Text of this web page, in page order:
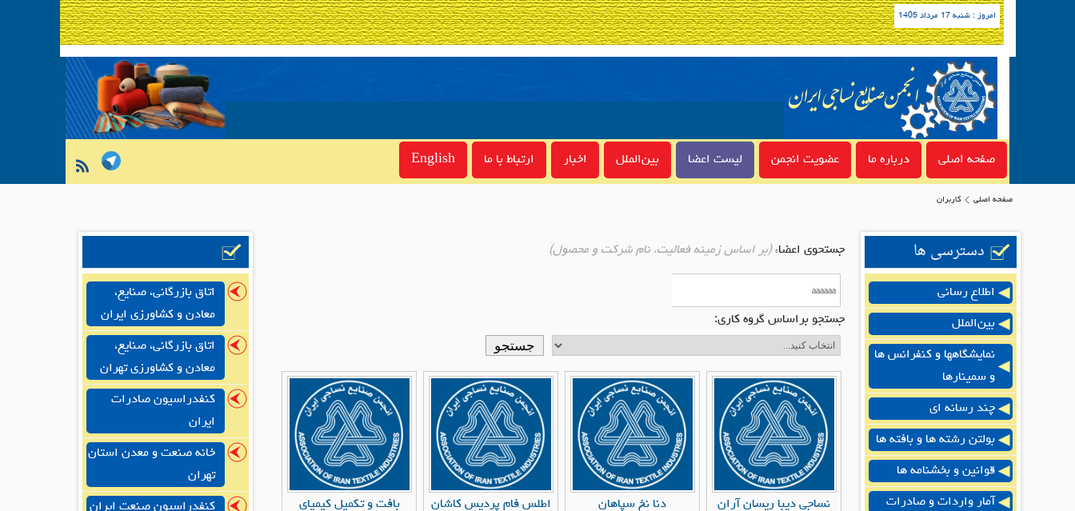
امروز : شنبه 17 مرداد 1405
صفحه اصلی درباره ما عضویت انجمن لیست اعضا بین‌الملل اخبار ارتباط با ما English
صفحه اصلی کاربران
دسترسی ها
اطلاع رسانی
بین‌الملل
نمایشگاهها و کنفرانس ها
و سمینارها
چند رسانه ای
بولتن رشته ها و بافته ها
قوانین و بخشنامه ها
آمار واردات و صادرات
جستحوی اعضاء(بر اساس زمینه فعالیت، نام شرکت و محصول)
جستجو براساس گروه کاری:
نساجی دیبا ریسان آران دنا نخ سپاهان اطلس فام پردیس کاشان
بافت و تکمیل کیمیای
اتاق بازرگانی، صنایع،
معادن و کشاورزی ایران
اتاق بازرگانی، صنایع،
معادن و کشاورزی تهران
کنفدراسیون صادرات
ایران
خانه صنعت و معدن استان
تهران
کنفدراسیون صنعت ایران